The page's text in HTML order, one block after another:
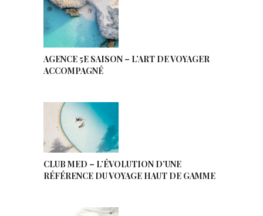
AGENCE 5E SAISON – L’ART DE VOYAGER
ACCOMPAGNÉ
CLUB MED – L’ÉVOLUTION D’UNE
RÉFÉRENCE DU VOYAGE HAUT DE GAMME